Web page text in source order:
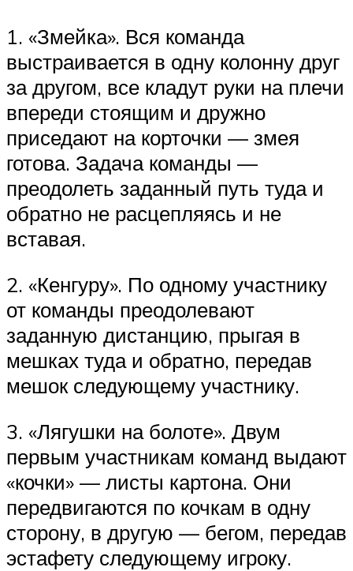
1. «Змейка». Вся команда
выстраивается в одну колонну друг
за другом, все кладут руки на плечи
впереди стоящим и дружно
приседают на корточки — змея
готова. Задача команды —
преодолеть заданный путь туда и
обратно не расцепляясь и не
вставая.
2. «Кенгуру». По одному участнику
от команды преодолевают
заданную дистанцию, прыгая в
мешках туда и обратно, передав
мешок следующему участнику.
3. «Лягушки на болоте». Двум
первым участникам команд выдают
«кочки» — листы картона. Они
передвигаются по кочкам в одну
сторону, в другую — бегом, передав
эстафету следующему игроку.